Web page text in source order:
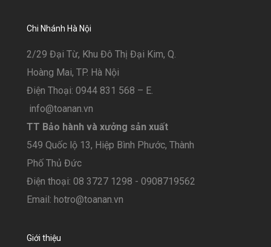
Chi Nhánh Hà Nội
2/29 Đại Từ, Khu Đô Thị Đại Kim, Q.
Hoàng Mai, TP. Hà Nội
Điện Thoại: 0944 831 568 – E.
info@toanan.vn
TT Bảo hành và xưởng sản xuất
549 Quốc lộ 13, Hiệp Bình Phước, Thành
Phố Thủ Đức
Điện thoại: 08 3727 1298 - 0908719562
Email: hotro@toanan.vn
Giới thiệu